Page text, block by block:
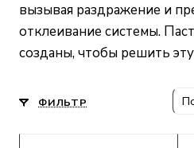
вызывая раздражение и
отклеивание системы.
созданы, чтобы решить
ФИЛЬТР